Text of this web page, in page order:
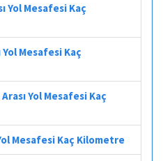
Yol Mesafesi Kaç
Mesafesi Kaç
Yol Mesafesi Kaç
Mesafesi Kaç Kilometre